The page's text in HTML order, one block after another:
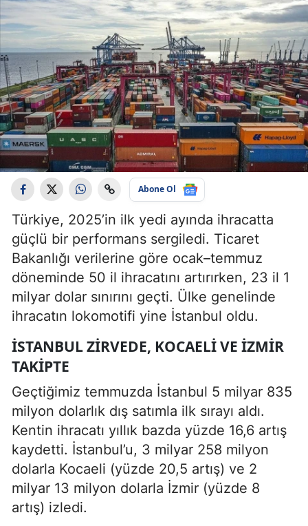
Abone Ol
Türkiye, 2025’in ilk yedi ayında ihracatta
güçlü bir performans sergiledi. Ticaret
Bakanlığı verilerine göre ocak–temmuz
döneminde 50 il ihracatını artırırken, 23 il 1
milyar dolar sınırını geçti. Ülke genelinde
ihracatın lokomotifi yine İstanbul oldu.
İSTANBUL ZIRVEDE, KOCAELI VE İZMIR
TAKIPTE
Geçtiğimiz temmuzda İstanbul 5 milyar 835
milyon dolarlık dış satımla ilk sırayı aldı.
Kentin ihracatı yıllık bazda yüzde 16,6 artış
kaydetti. İstanbul’u, 3 milyar 258 milyon
dolarla Kocaeli (yüzde 20,5 artış) ve 2
milyar 13 milyon dolarla İzmir (yüzde 8
artış) izledi.